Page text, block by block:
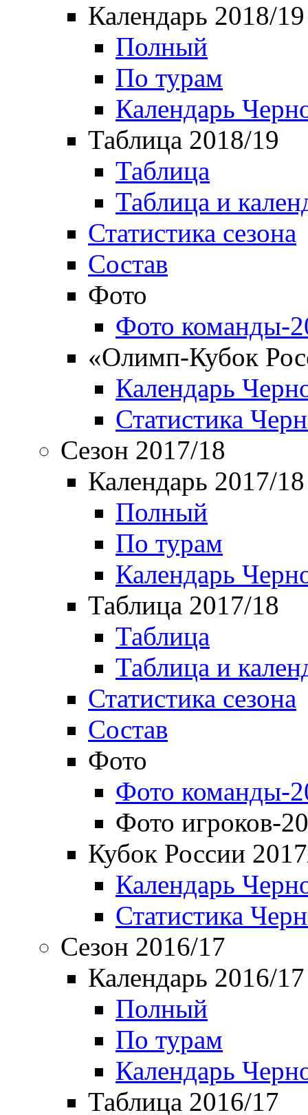
Календарь 2018/19
Полный
По турам
Календарь
Таблица 2018/19
Таблица
Таблица и
Статистика сезона
Состав
Фото
Фото команды-
«Олимп-Кубок
Календарь
Статистика
Сезон 2017/18
Календарь 2017/18
Полный
По турам
Календарь
Таблица 2017/18
Таблица
Таблица и
Статистика сезона
Состав
Фото
Фото команды-
Фото игроков-
Кубок России
Календарь
Статистика
Сезон 2016/17
Календарь 2016/17
Полный
По турам
Календарь
Таблица 2016/17